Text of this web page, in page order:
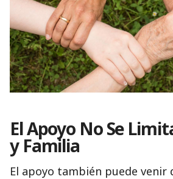
El Apoyo No Se
y Familia
El apoyo también puede venir